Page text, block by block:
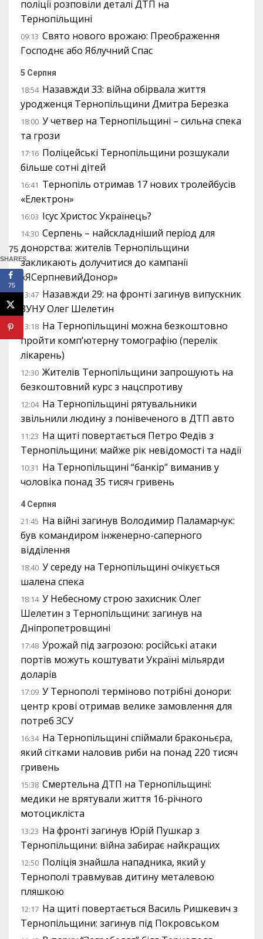
поліції розповіли деталі ДТП на
Тернопільщині
09:13 Свято нового врожаю: Преображення
Господнє або Яблучний Спас
5 Серпня
18:54 Назавжди 33: війна обірвала життя
уродженця Тернопільщини Дмитра Березка
18:00 У четвер на Тернопільщині – сильна спека
та грози
17:16 Поліцейські Тернопільщини розшукали
більше сотні дітей
16:41 Тернопіль отримав 17 нових тролейбусів
«Електрон»
16:03 Ісус Христос Українець?
14:30 Серпень – найскладніший період для
донорства: жителів Тернопільщини
закликають долучитися до кампанії
«ЯСерпневийДонор»
13:47 Назавжди 29: на фронті загинув випускник
ЗУНУ Олег Шелетин
13:18 На Тернопільщині можна безкоштовно
пройти комп’ютерну томографію (перелік
лікарень)
12:30 Жителів Тернопільщини запрошують на
безкоштовний курс з нацспротиву
12:04 На Тернопільщині рятувальники
звільнили людину з понівеченого в ДТП авто
11:23 На щиті повертається Петро Федів з
Тернопільщини: майже рік невідомості та надії
10:31 На Тернопільщині “банкір” виманив у
чоловіка понад 35 тисяч гривень
4 Серпня
21:45 На війні загинув Володимир Паламарчук:
був командиром інженерно-саперного
відділення
18:40 У середу на Тернопільщині очікується
шалена спека
18:14 У Небесному строю захисник Олег
Шелетин з Тернопільщини: загинув на
Дніпропетровщині
17:48 Урожай під загрозою: російські атаки
портів можуть коштувати Україні мільярди
доларів
17:09 У Тернополі терміново потрібні донори:
центр крові отримав велике замовлення для
потреб ЗСУ
16:34 На Тернопільщині спіймали браконьєра,
який сітками наловив риби на понад 220 тисяч
гривень
15:38 Смертельна ДТП на Тернопільщині:
медики не врятували життя 16-річного
мотоцикліста
13:23 На фронті загинув Юрій Пушкар з
Тернопільщини: війна забирає найкращих
12:50 Поліція знайшла нападника, який у
Тернополі травмував дитину металевою
пляшкою
12:17 На щиті повертається Василь Ришкевич з
Тернопільщини: загинув під Покровськом
75
SHARES
75